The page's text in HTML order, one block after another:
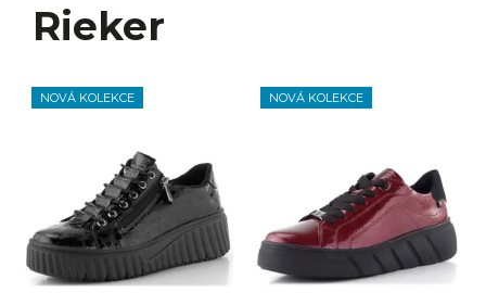
Rieker
NOVÁ KOLEKCE NOVÁ KOLEKCE